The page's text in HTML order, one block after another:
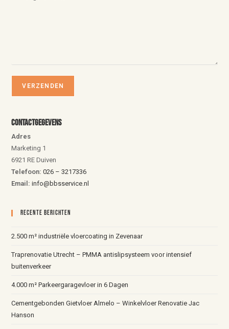
Contactgegevens
Adres
Marketing 1
6921 RE Duiven
Telefoon:026 – 3217336
Email: info@bbsservice.nl
Recente Berichten
2.500 m² industriële vloercoating in Zevenaar
Traprenovatie Utrecht – PMMA antislipsysteem voor intensief
buitenverkeer
4.000 m² Parkeergaragevloer in 6 Dagen
Cementgebonden Gietvloer Almelo – Winkelvloer Renovatie Jac
Hanson